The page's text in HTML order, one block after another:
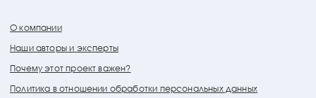
О компании
Наши авторы и эксперты
Почему этот проект важен?
Политика в отношении обработки персональных данных